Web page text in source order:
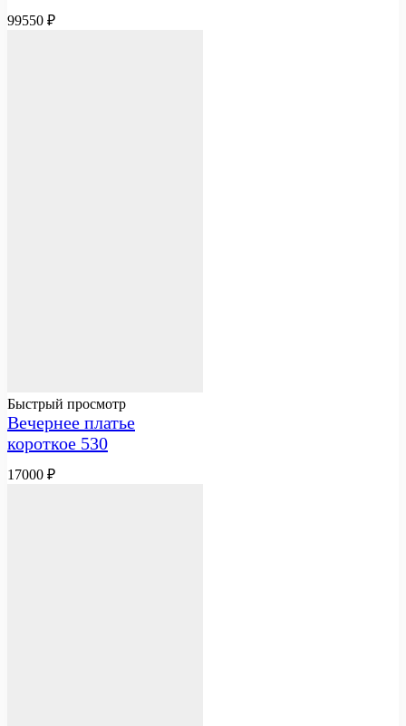
99550 ₽
Быстрый просмотр
Вечернее платье
короткое 530
17000 ₽